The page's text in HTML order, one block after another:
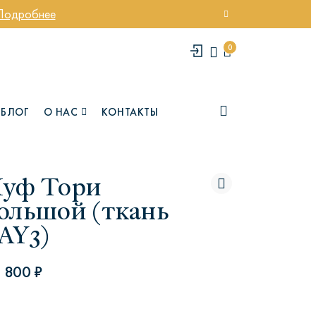
0
БЛОГ О НАС КОНТАКТЫ
Тори
(ткань
800 ₽